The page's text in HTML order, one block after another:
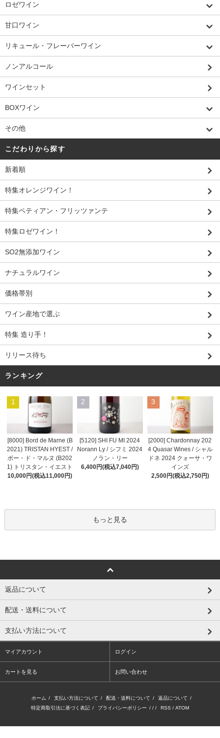
ロゼワイン
甘口ワイン
リキュール・フレーバーワイン
ノンアルコール
ワインセット
BOXワイン
その他
こだわりから探す
新着順
特集オレンジワイン！
特集ペティアン・フリッツァンテ
特集ロゼワイン！
SO2無添加ワイン
ナチュラルワイン
価格帯別
ワイン産地で選ぶ
特集 造り手！
リリース待ち
ランキング
1
[8000] Bord de Marne (B
2021) TRISTAN HYEST /
ボー・ド・マルヌ (B202
1) トリスタン・イエスト
10,000円(税込11,000円)
2
[5120] SHI FU MI 2024
Norann Ly / シフミ 2024
ノラン・リー
6,400円(税込7,040円)
3
[2000] Chardonnay 202
4 Quasar Wines / シャル
ドネ 2024 クォーサ・ワ
インズ
2,500円(税込2,750円)
もっと見る
返品について
配送・送料について
支払い方法について
マイアカウント ログイン
カートを見る お問い合わせ
ホーム / 支払い方法について / 配送・送料について / 返品について /
特定商取引法に基づく表記 / プライバシーポリシー / / / RSS / ATOM